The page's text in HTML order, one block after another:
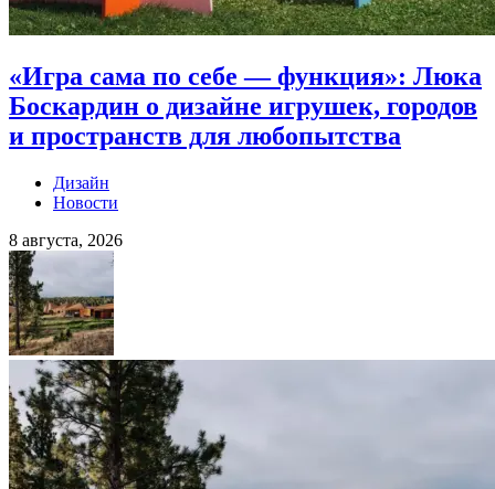
«Игра сама по себе — функция»: Люка
Боскардин о дизайне игрушек, городов
и пространств для любопытства
Дизайн
Новости
8 августа, 2026